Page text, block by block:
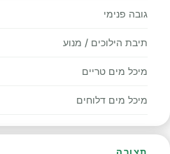
גובה פנימי
תיבת הילוכים / מנוע
מיכל מים טריים
מיכל מים דלוחים